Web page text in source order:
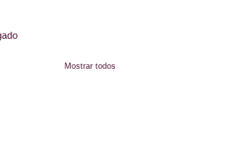
Mostrar todos